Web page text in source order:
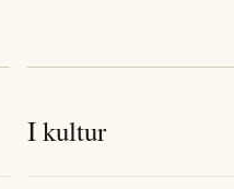
I kultur